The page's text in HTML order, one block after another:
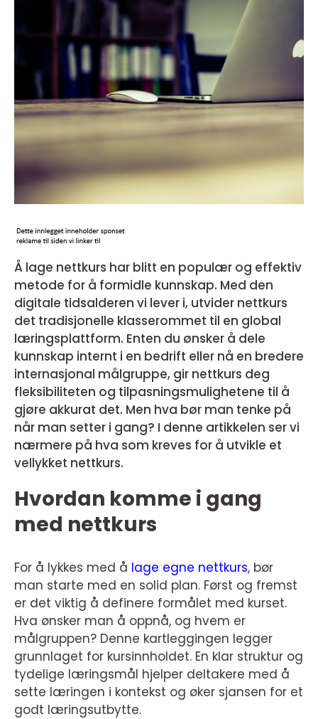
Å lage nettkurs har blitt en populær og effektiv
metode for å formidle kunnskap. Med den
digitale tidsalderen vi lever i, utvider nettkurs
det tradisjonelle klasserommet til en global
læringsplattform. Enten du ønsker å dele
kunnskap internt i en bedrift eller nå en bredere
internasjonal målgruppe, gir nettkurs deg
fleksibiliteten og tilpasningsmulighetene til å
gjøre akkurat det. Men hva bør man tenke på
når man setter i gang? I denne artikkelen ser vi
nærmere på hva som kreves for å utvikle et
vellykket nettkurs.
Hvordan komme i gang
med nettkurs
For å lykkes med å lage egne nettkurs, bør
man starte med en solid plan. Først og fremst
er det viktig å definere formålet med kurset.
Hva ønsker man å oppnå, og hvem er
målgruppen? Denne kartleggingen legger
grunnlaget for kursinnholdet. En klar struktur og
tydelige læringsmål hjelper deltakere med å
sette læringen i kontekst og øker sjansen for et
godt læringsutbytte.